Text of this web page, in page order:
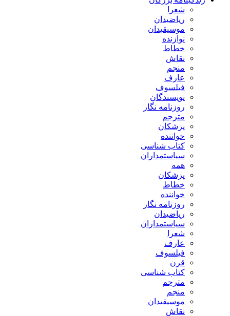
شعرا
ریاضیدان
موسیقیدان
نوازنده
خطاط
نقاش
منجم
عارف
فیلسوف
نویسندگان
روزنامه نگار
مترجم
پزشکان
خواننده
کتاب شناسی
سیاستمداران
همه
پزشکان
خطاط
خواننده
روزنامه نگار
ریاضیدان
سیاستمداران
شعرا
عارف
فیلسوف
قرن
کتاب شناسی
مترجم
منجم
موسیقیدان
نقاش